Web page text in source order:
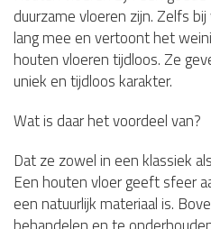
duurzame vloeren zijn. Zelfs
lang mee en vertoont het
houten vloeren tijdloos. Ze
uniek en tijdloos karakter.
Wat is daar het voordeel van?
Dat ze zowel in een klassiek
Een houten vloer geeft sfeer
een natuurlijk materiaal is.